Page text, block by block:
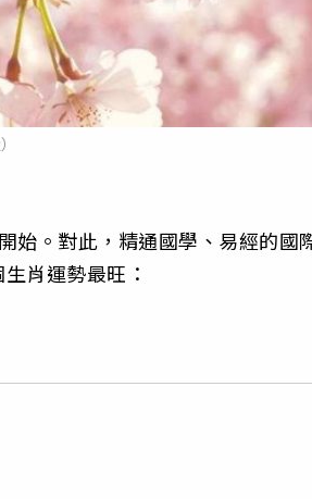
始。對此，精通國學、易經的國
肖運勢最旺：